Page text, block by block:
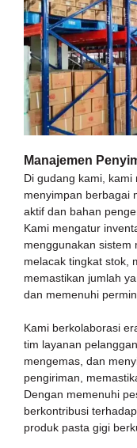
Manajemen
Di gudang kami,
menyimpan berbagai
aktif dan bahan
Kami mengatur
menggunakan sistem
melacak tingkat stok,
memastikan jumlah
dan memenuhi
Kami berkolaborasi
tim layanan
mengemas, dan
pengiriman,
Dengan memenuhi
berkontribusi
produk pasta gigi